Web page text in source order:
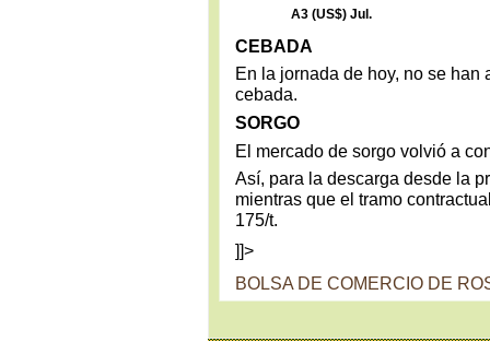
A3 (US$) Jul.
CEBADA
En la jornada de hoy, no se
cebada.
SORGO
El mercado de sorgo volvió a
Así, para la descarga desde la
mientras que el tramo
175/t.
]]>
BOLSA DE COMERCIO DE